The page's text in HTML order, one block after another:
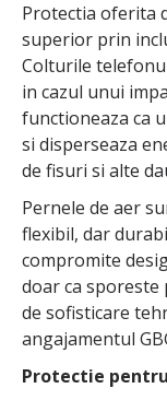
Protectia oferita
superior prin
Colturile
in cazul unui
functioneaza ca
si disperseaza
de fisuri si alte
Pernele de aer
flexibil, dar
compromite
doar ca sporeste
de sofisticare
angajamentul
Protectie